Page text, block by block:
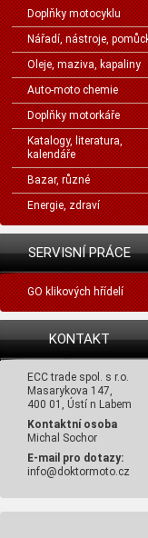
Doplňky motocyklu
Nářadí, nástroje,
Oleje, maziva, kapaliny
Auto-moto chemie
Doplňky motorkáře
Katalogy, literatura,
kalendáře
Bazar, různé
Energie, zdraví
SERVISNÍ PRÁCE
GO klikových hřídelí
KONTAKT
ECC trade spol. s r.o.
Masarykova 147,
400 01, Ústí n Labem
Kontaktní osoba
Michal Sochor
E-mail pro dotazy:
info@doktormoto.cz